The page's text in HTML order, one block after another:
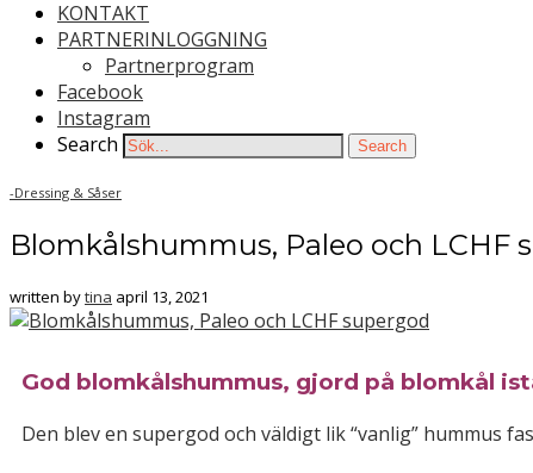
KONTAKT
PARTNERINLOGGNING
Partnerprogram
Facebook
Instagram
Search
Search
-Dressing & Såser
Blomkålshummus, Paleo och LCHF
written bytina april 13, 2021
God blomkålshummus, gjord på blomkål
Den blev en supergod och väldigt lik “vanlig” hummus